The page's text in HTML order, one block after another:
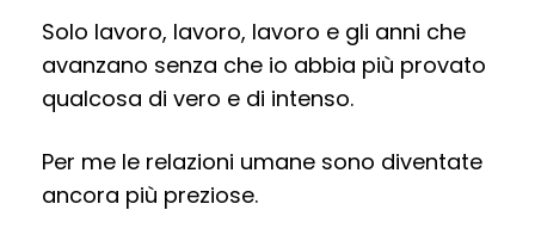
Solo lavoro, lavoro, lavoro e gli anni che
avanzano senza che io abbia più provato
qualcosa di vero e di intenso.
Per me le relazioni umane sono diventate
ancora più preziose.